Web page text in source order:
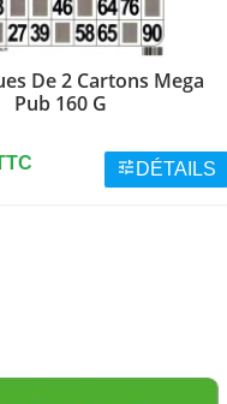
De 2 Cartons Mega
Pub 160 G
tune DÉTAILS